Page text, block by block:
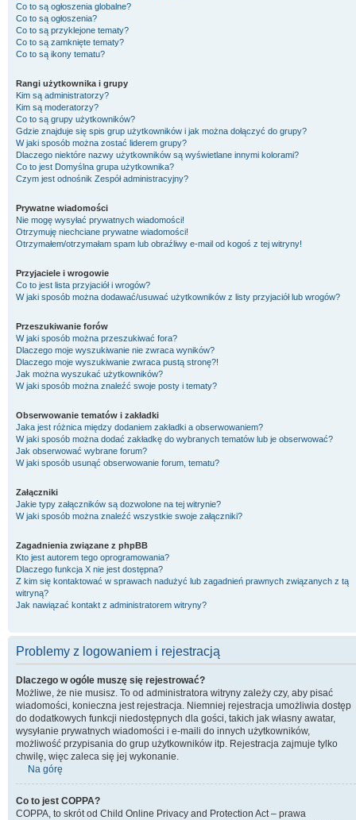
Co to są ogłoszenia globalne?
Co to są ogłoszenia?
Co to są przyklejone tematy?
Co to są zamknięte tematy?
Co to są ikony tematu?
Rangi użytkownika i grupy
Kim są administratorzy?
Kim są moderatorzy?
Co to są grupy użytkowników?
Gdzie znajduje się spis grup użytkowników i jak można dołączyć do grupy?
W jaki sposób można zostać liderem grupy?
Dlaczego niektóre nazwy użytkowników są wyświetlane innymi kolorami?
Co to jest Domyślna grupa użytkownika?
Czym jest odnośnik Zespół administracyjny?
Prywatne wiadomości
Nie mogę wysyłać prywatnych wiadomości!
Otrzymuję niechciane prywatne wiadomości!
Otrzymałem/otrzymałam spam lub obraźliwy e-mail od kogoś z tej witryny!
Przyjaciele i wrogowie
Co to jest lista przyjaciół i wrogów?
W jaki sposób można dodawać/usuwać użytkowników z listy przyjaciół lub wrogów?
Przeszukiwanie forów
W jaki sposób można przeszukiwać fora?
Dlaczego moje wyszukiwanie nie zwraca wyników?
Dlaczego moje wyszukiwanie zwraca pustą stronę?!
Jak można wyszukać użytkowników?
W jaki sposób można znaleźć swoje posty i tematy?
Obserwowanie tematów i zakładki
Jaka jest różnica między dodaniem zakładki a obserwowaniem?
W jaki sposób można dodać zakładkę do wybranych tematów lub je obserwować?
Jak obserwować wybrane forum?
W jaki sposób usunąć obserwowanie forum, tematu?
Załączniki
Jakie typy załączników są dozwolone na tej witrynie?
W jaki sposób można znaleźć wszystkie swoje załączniki?
Zagadnienia związane z phpBB
Kto jest autorem tego oprogramowania?
Dlaczego funkcja X nie jest dostępna?
Z kim się kontaktować w sprawach nadużyć lub zagadnień prawnych związanych z tą
witryną?
Jak nawiązać kontakt z administratorem witryny?
Problemy z logowaniem i rejestracją
Dlaczego w ogóle muszę się rejestrować?
Możliwe, że nie musisz. To od administratora witryny zależy czy, aby pisać
wiadomości, konieczna jest rejestracja. Niemniej rejestracja umożliwia dostęp
do dodatkowych funkcji niedostępnych dla gości, takich jak własny awatar,
wysyłanie prywatnych wiadomości i e-maili do innych użytkowników,
możliwość przypisania do grup użytkowników itp. Rejestracja zajmuje tylko
chwilę, więc zaleca się jej wykonanie.
Na górę
Co to jest COPPA?
COPPA, to skrót od Child Online Privacy and Protection Act – prawa